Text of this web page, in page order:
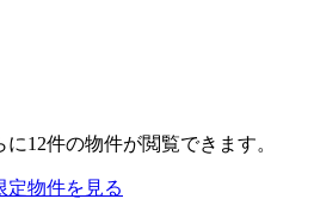
に12件の物件が閲覧できます。
定物件を見る